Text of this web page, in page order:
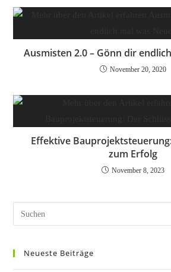
Ausmisten 2.0 – Gönn dir
November 20, 2020
Effektive
zum Erfolg
November 8, 2023
Neueste Beiträge